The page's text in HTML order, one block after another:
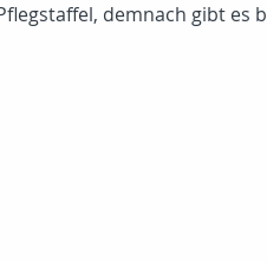
demnach gibt es